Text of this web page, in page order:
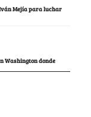
Mejía para luchar
Washington donde